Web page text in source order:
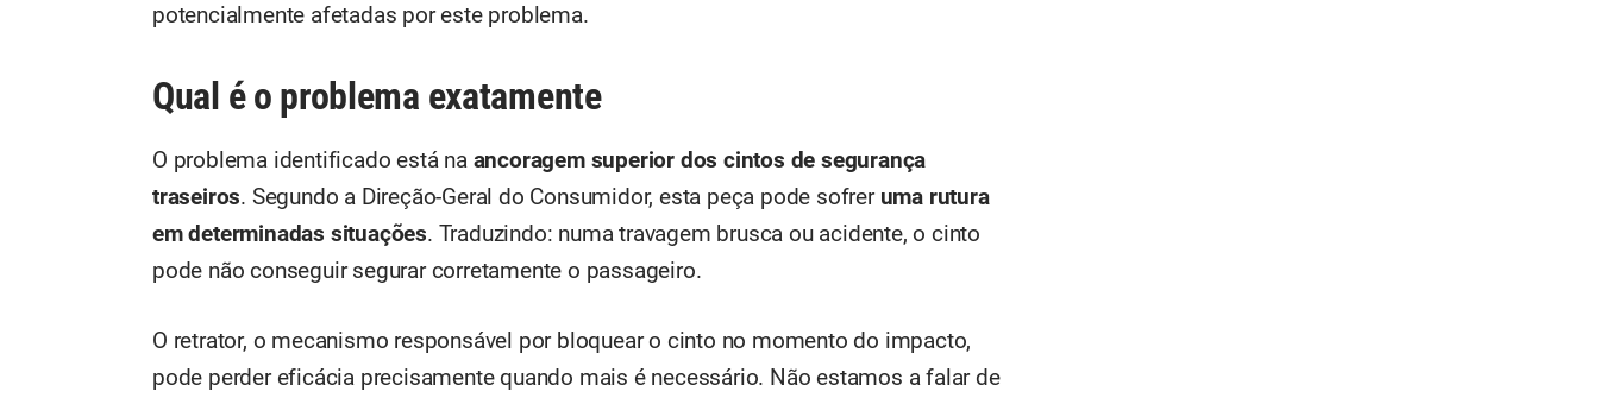
potencialmente afetadas por este problema.
Qual é o problema exatamente
O problema identificado está na ancoragem superior dos cintos de segurança
traseiros. Segundo a Direção-Geral do Consumidor, esta peça pode sofrer uma rutura
em determinadas situações. Traduzindo: numa travagem brusca ou acidente, o cinto
pode não conseguir segurar corretamente o passageiro.
O retrator, o mecanismo responsável por bloquear o cinto no momento do impacto,
pode perder eficácia precisamente quando mais é necessário. Não estamos a falar de